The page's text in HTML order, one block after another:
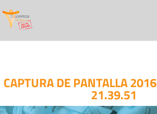
CAPTURA DE PANTALLA
21.39.51